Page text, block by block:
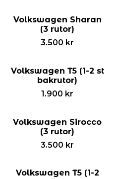
Volkswagen Sharan
(3 rutor)
3.500 kr
Volkswagen T5 (1-2 st
bakrutor)
1.900 kr
Volkswagen Sirocco
(3 rutor)
3.500 kr
Volkswagen T5 (1-2